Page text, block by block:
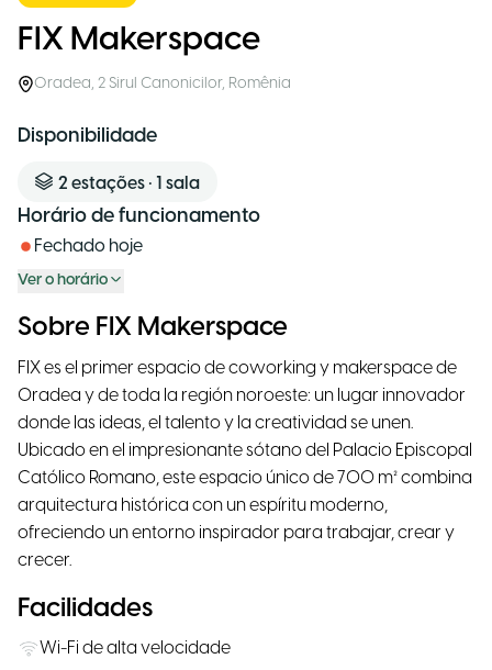
FIX Makerspace
Oradea, 2 Sirul Canonicilor, Romênia
Disponibilidade
2 estações • 1 sala
Horário de funcionamento
Fechado hoje
Ver o horário
Sobre FIX Makerspace
FIX es el primer espacio de coworking y makerspace de
Oradea y de toda la región noroeste: un lugar innovador
donde las ideas, el talento y la creatividad se unen.
Ubicado en el impresionante sótano del Palacio Episcopal
Católico Romano, este espacio único de 700 m² combina
arquitectura histórica con un espíritu moderno,
ofreciendo un entorno inspirador para trabajar, crear y
crecer.
Facilidades
Wi-Fi de alta velocidade